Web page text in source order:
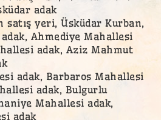
adak
satış yeri, Üsküdar Kurban,
Ahmediye Mahallesi
adak, Aziz Mahmut
adak, Barbaros Mahallesi
adak, Bulgurlu
Mahallesi adak,
adak